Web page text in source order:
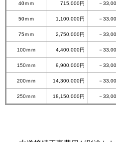
40ｍｍ 715,000円 －
50ｍｍ 1,100,000円 －
75ｍｍ 2,750,000円 －
100ｍｍ 4,400,000円 －
150ｍｍ 9,900,000円 －
200ｍｍ 14,300,000円 －
250ｍｍ 18,150,000円 －